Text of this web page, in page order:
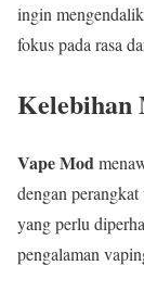
ingin
fokus pada rasa
Kelebihan
Vape Mod
dengan
yang perlu
pengalaman